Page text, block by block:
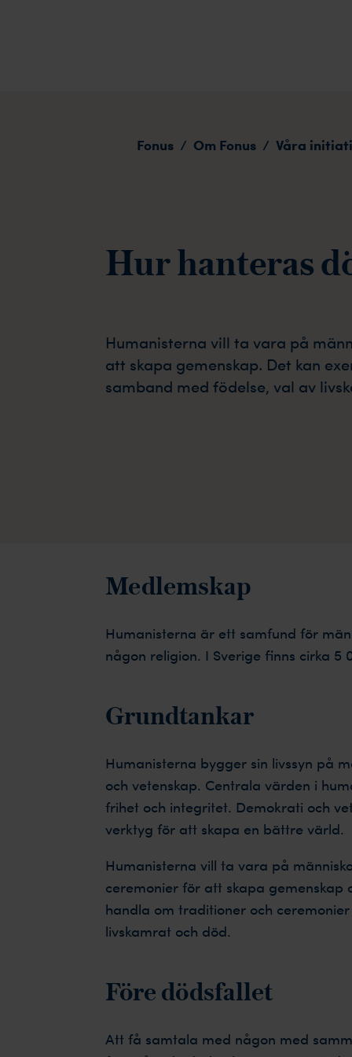
Fonus / Om Fonus / Våra
Hur hanteras
Humanisterna vill ta vara på
att skapa gemenskap. Det kan
samband med födelse, val av
Medlemskap
Humanisterna är ett samfund för
någon religion. I Sverige finns cirka 5
Grundtankar
Humanisterna bygger sin livssyn på
och vetenskap. Centrala värden i
frihet och integritet. Demokrati och
verktyg för att skapa en bättre värld.
Humanisterna vill ta vara på
ceremonier för att skapa gemenskap
handla om traditioner och
livskamrat och död.
Före dödsfallet
Att få samtala med någon med